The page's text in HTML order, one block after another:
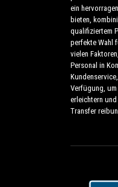
ein
bieten,
qualifiziertem
perfekte Wahl
vielen
Personal in
Verfügung,
erleichtern
Transfer